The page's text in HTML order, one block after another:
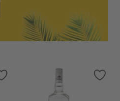
Pievienot vēlmju sarakstam